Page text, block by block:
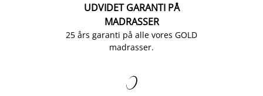
UDVIDET GARANTI PÅ
MADRASSER
25 års garanti på alle vores GOLD
madrasser.
